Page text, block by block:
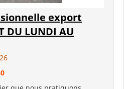
export
DU LUNDI AU